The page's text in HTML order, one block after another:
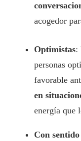
acogedor
Optimistas:
personas
favorable
en
energía que
Con